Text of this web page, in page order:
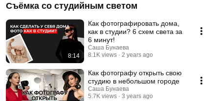
Съёмка со студийным светом
8:14
Как фотографировать дома,
как в студии? 6 схем света за
6 минут!
Саша Бунаева
8.1K views
2 years ago
Как фотографу открыть свою
студию в небольшом городе
Саша Бунаева
5.7K views
3 years ago